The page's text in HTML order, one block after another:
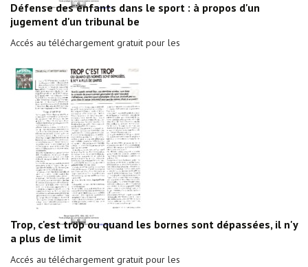
Défense des enfants dans le sport : à propos d'un
jugement d'un tribunal be
Accés au téléchargement gratuit pour les
Trop, c'est trop ou quand les bornes sont dépassées, il n'y
a plus de limit
Accés au téléchargement gratuit pour les